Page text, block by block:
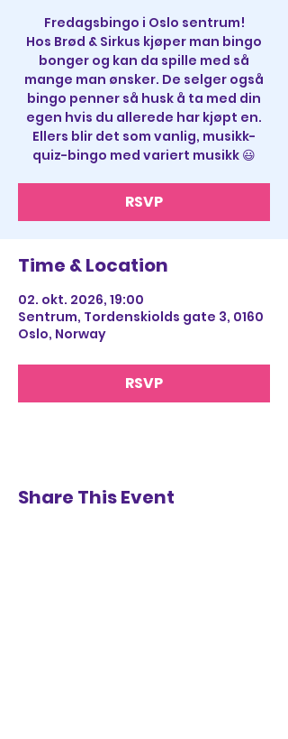
Fredagsbingo i Oslo sentrum!
Hos Brød & Sirkus kjøper man bingo
bonger og kan da spille med så
mange man ønsker. De selger også
bingo penner så husk å ta med din
egen hvis du allerede har kjøpt en.
Ellers blir det som vanlig, musikk-
quiz-bingo med variert musikk 😃
RSVP
Time & Location
02. okt. 2026, 19:00
Sentrum, Tordenskiolds gate 3, 0160
Oslo, Norway
RSVP
Share This Event